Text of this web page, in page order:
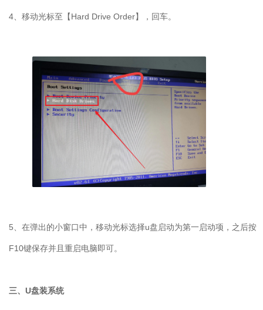
4 、移动光标至【Hard Drive Order】，回车。
5 、在弹出的小窗口中，移动光标选择u盘启动为第一启动项，之后按
F10键保存并且重启电脑即可。
三、 U盘装系统